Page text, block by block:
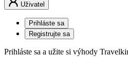
Uživatel
Prihláste sa
Registrujte sa
Prihláste sa a užite si výhody